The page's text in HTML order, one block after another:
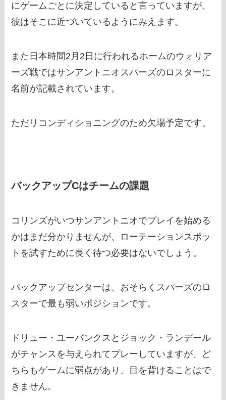
にゲームごとに決定していると言っていますが、
彼はそこに近づいているようにみえます。
また日本時間2月2日に行われるホームのウォリア
ーズ戦ではサンアントニオスパーズのロスターに
名前が記載されています。
ただリコンディショニングのため欠場予定です。
バックアップCはチームの課題
コリンズがいつサンアントニオでプレイを始める
かはまだ分かりませんが、ローテーションスポッ
トを試すために長く待つ必要はないでしょう。
バックアップセンターは、おそらくスパーズのロ
スターで最も弱いポジションです。
ドリュー・ユーバンクスとジョック・ランデール
がチャンスを与えられてプレーしていますが、ど
ちらもゲームに弱点があり、目を背けることはで
きません。